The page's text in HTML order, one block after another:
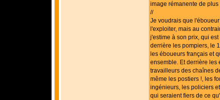
image rémanente de
//
Je voudrais que
l'exploiter, mais au
j'estime à son prix, qui
derrière les pompiers, le
les éboueurs français et
ensemble. Et derrière les
travailleurs des chaînes
même les postiers !, les
ingénieurs, les policiers
qui seraient fiers de ce